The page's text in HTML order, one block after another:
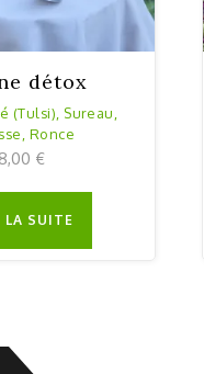
détox
(Tulsi), Sureau,
Ronce
8,00 €
LA SUITE